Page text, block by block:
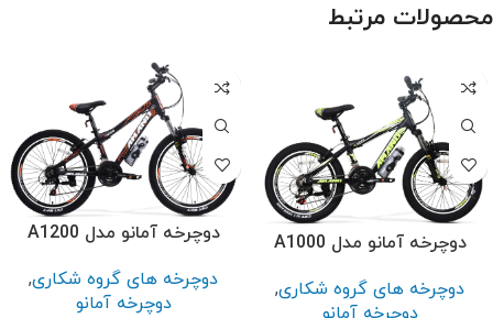
محصولات مرتبط
دوچرخه آمانو مدل A1000
دوچرخه های گروه شکاری,
دوچرخه آمانو مدل A1200
دوچرخه های گروه شکاری,
دوچرخه آمانو